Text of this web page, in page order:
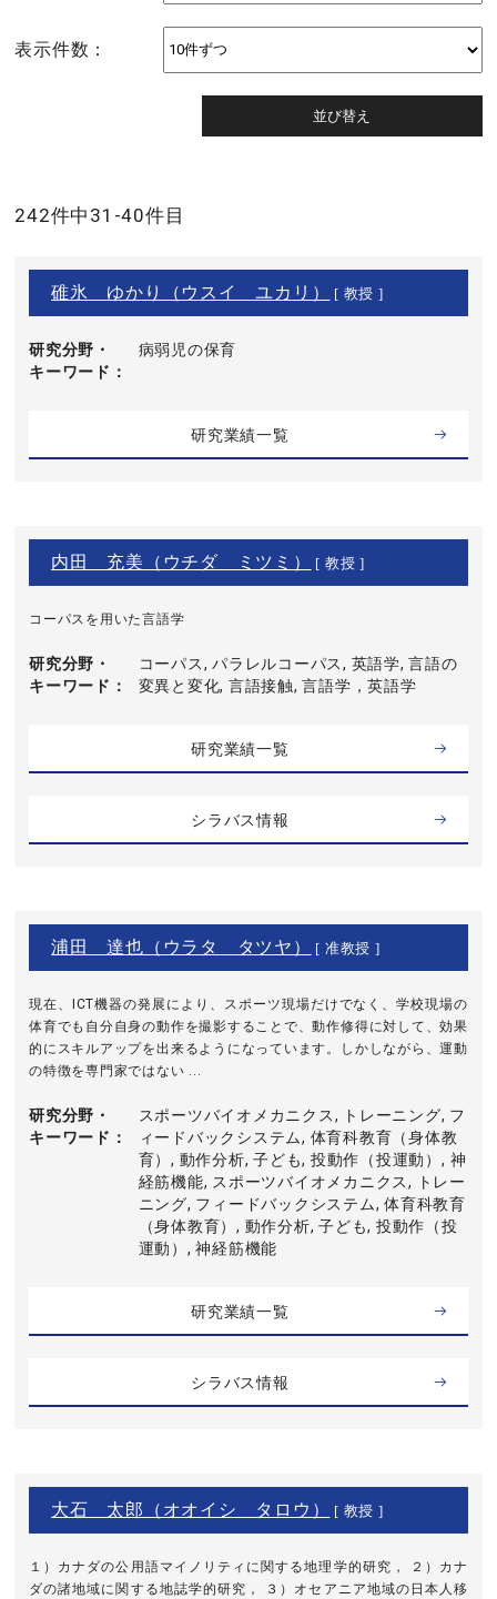
表示件数：
242件中31-40件目
碓氷 ゆかり（ウスイ ユカリ） [ 教授 ]
研究分野・
キーワード
病弱児の保育
研究業績一覧
内田 充美（ウチダ ミツミ） [ 教授 ]
コーパスを用いた言語学
研究分野・
キーワード
コーパス, パラレルコーパス, 英語学, 言語の
変異と変化, 言語接触, 言語学，英語学
研究業績一覧
シラバス情報
浦田 達也（ウラタ タツヤ） [ 准教授 ]
現在、ICT機器の発展により、スポーツ現場だけでなく、学校現場の
体育でも自分自身の動作を撮影することで、動作修得に対して、効果
的にスキルアップを出来るようになっています。しかしながら、運動
の特徴を専門家ではない ...
研究分野・
キーワード
スポーツバイオメカニクス, トレーニング, フ
ィードバックシステム, 体育科教育（身体教
育）, 動作分析, 子ども, 投動作（投運動）, 神
経筋機能, スポーツバイオメカニクス, トレー
ニング, フィードバックシステム, 体育科教育
（身体教育）, 動作分析, 子ども, 投動作（投
運動）, 神経筋機能
研究業績一覧
シラバス情報
大石 太郎（オオイシ タロウ） [ 教授 ]
１）カナダの公用語マイノリティに関する地理学的研究， ２）カナ
ダの諸地域に関する地誌学的研究， ３）オセアニア地域の日本人移